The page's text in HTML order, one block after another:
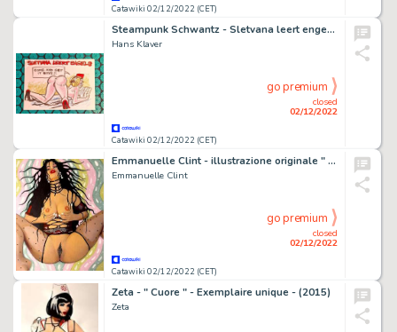
Catawiki 02/12/2022 (CET)
Steampunk Schwantz - Sletvana leert engels - Agrafé - Exemplaire unique - (2008/2022)
Hans Klaver
Catawiki 02/12/2022 (CET)
closed
02/12/2022
go premium
Emmanuelle Clint - illustrazione originale " La terra e il seme " - Page volante - (2015)
Emmanuelle Clint
Catawiki 02/12/2022 (CET)
closed
02/12/2022
go premium
Zeta - " Cuore " - Exemplaire unique - (2015)
Zeta